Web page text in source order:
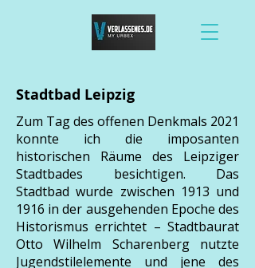
Stadtbad Leipzig
Zum Tag des offenen Denkmals 2021
konnte ich die imposanten
historischen Räume des Leipziger
Stadtbades besichtigen. Das
Stadtbad wurde zwischen 1913 und
1916 in der ausgehenden Epoche des
Historismus errichtet – Stadtbaurat
Otto Wilhelm Scharenberg nutzte
Jugendstilelemente und jene des